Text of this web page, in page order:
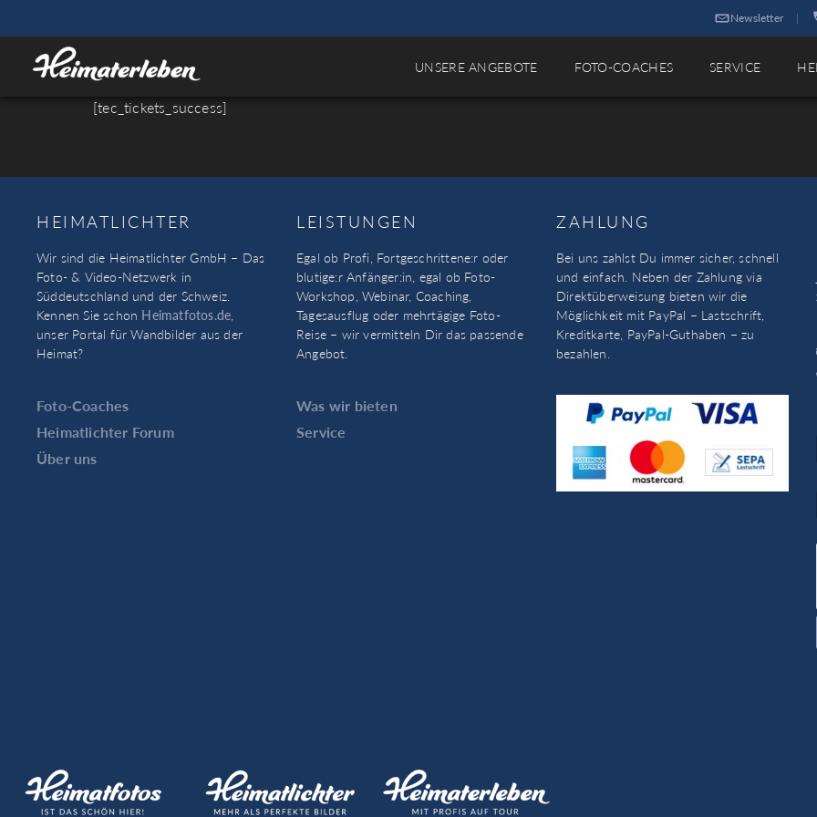
Newsletter |
UNSERE ANGEBOTE FOTO-COACHES SERVICE
[tec_tickets_success]
HEIMATLICHTER
Wir sind die Heimatlichter GmbH – Das
Foto- & Video-Netzwerk in
Süddeutschland und der Schweiz.
Kennen Sie schon Heimatfotos.de,
unser Portal für Wandbilder aus der
Heimat?
Foto-Coaches
Heimatlichter Forum
Über uns
LEISTUNGEN
Egal ob Profi, Fortgeschrittene:r oder
blutige:r Anfänger:in, egal ob Foto-
Workshop, Webinar, Coaching,
Tagesausflug oder mehrtägige Foto-
Reise – wir vermitteln Dir das passende
Angebot.
Was wir bieten
Service
ZAHLUNG
Bei uns zahlst Du immer sicher, schnell
und einfach. Neben der Zahlung via
Direktüberweisung bieten wir die
Möglichkeit mit PayPal – Lastschrift,
Kreditkarte, PayPal-Guthaben – zu
bezahlen.
a
i